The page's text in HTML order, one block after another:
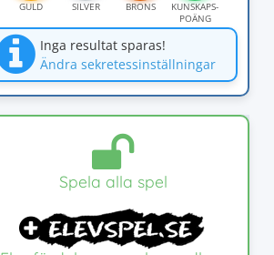
GULD SILVER BRONS
KUNSKAPS-
POÄNG
Inga resultat sparas!
Ändra sekretessinställningar
Spela alla spel